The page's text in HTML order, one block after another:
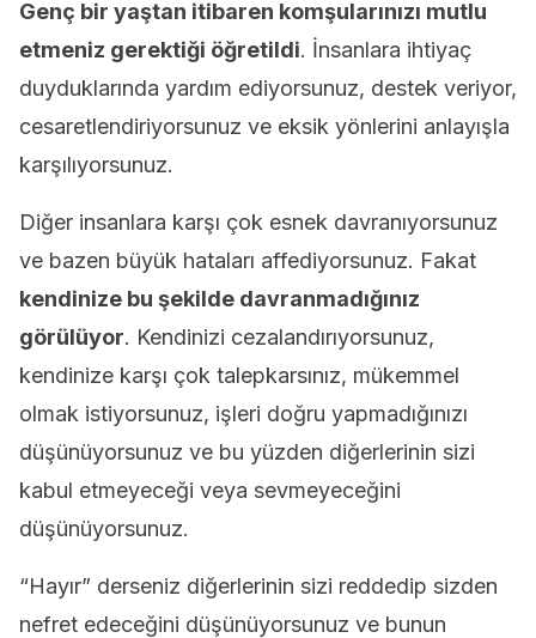
Genç bir yaştan itibaren komşularınızı mutlu
etmeniz gerektiği öğretildi. İnsanlara ihtiyaç
duyduklarında yardım ediyorsunuz, destek veriyor,
cesaretlendiriyorsunuz ve eksik yönlerini anlayışla
karşılıyorsunuz.
Diğer insanlara karşı çok esnek davranıyorsunuz
ve bazen büyük hataları affediyorsunuz. Fakat
kendinize bu şekilde davranmadığınız
görülüyor. Kendinizi cezalandırıyorsunuz,
kendinize karşı çok talepkarsınız, mükemmel
olmak istiyorsunuz, işleri doğru yapmadığınızı
düşünüyorsunuz ve bu yüzden diğerlerinin sizi
kabul etmeyeceği veya sevmeyeceğini
düşünüyorsunuz.
“Hayır” derseniz diğerlerinin sizi reddedip sizden
nefret edeceğini düşünüyorsunuz ve bunun